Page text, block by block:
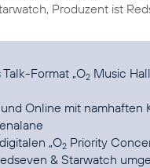
Produzent ist
Format „O2 Music
Online mit namhaften
„O2 Priority
& Starwatch